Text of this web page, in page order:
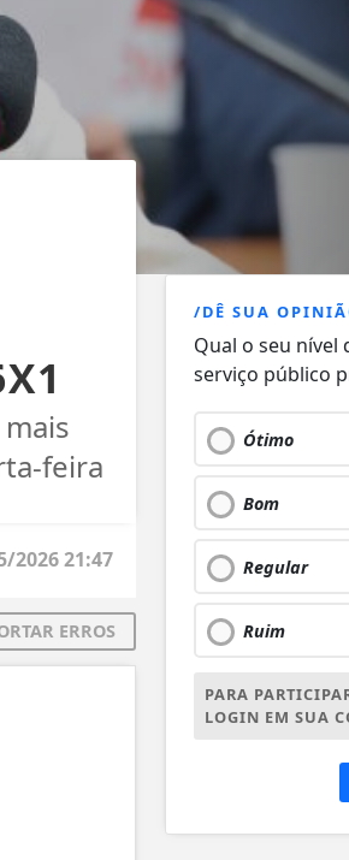
feira
2026 21:47
ERROS
/DÊ SUA
Qual o seu nível
serviço público
Ótimo
Bom
Regular
Ruim
PARA
LOGIN EM SUA